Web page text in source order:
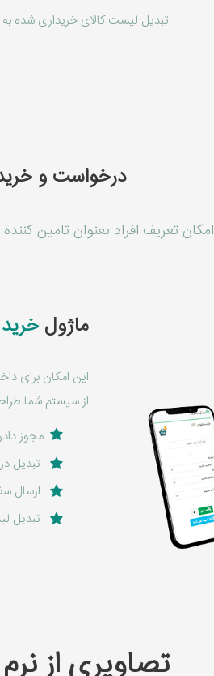
تبدیل لیست کالای خریداری شده به
درخواست و
امکان تعریف افراد بعنوان تامین
ماژول
این امکان برای
از سیستم شما
مجوز
تبدیل
ارسال
تبدیل
تصاویری از نرم